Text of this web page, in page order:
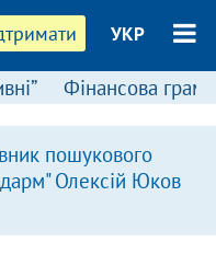
УКР
Фінансова
пошукового
Олексій Юков